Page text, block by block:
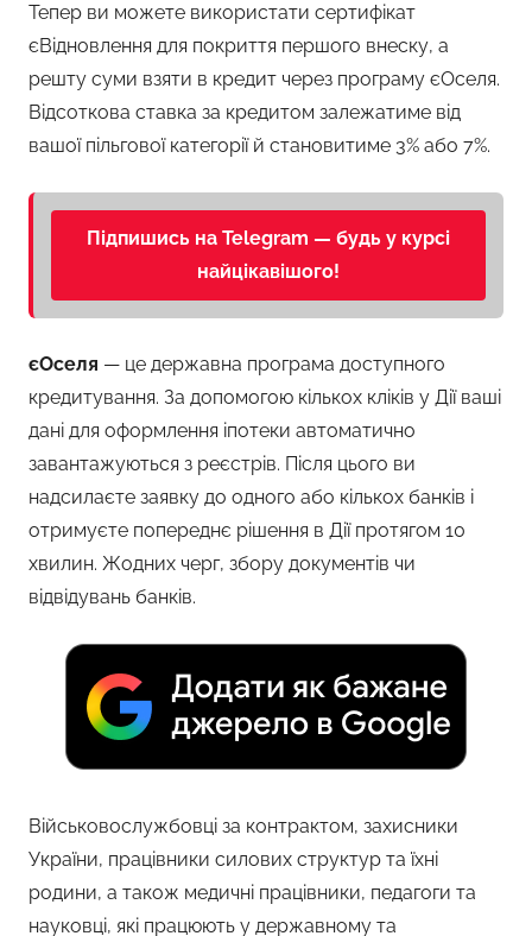
Тепер ви можете використати сертифікат
єВідновлення для покриття першого внеску, а
решту суми взяти в кредит через програму єОселя.
Відсоткова ставка за кредитом залежатиме від
вашої пільгової категорії й становитиме 3% або 7%.
Підпишись на Telegram — будь у курсі
найцікавішого!
єОселя — це державна програма доступного
кредитування. За допомогою кількох кліків у Дії ваші
дані для оформлення іпотеки автоматично
завантажуються з реєстрів. Після цього ви
надсилаєте заявку до одного або кількох банків і
отримуєте попереднє рішення в Дії протягом 10
хвилин. Жодних черг, збору документів чи
відвідувань банків.
Військовослужбовці за контрактом, захисники
України, працівники силових структур та їхні
родини, а також медичні працівники, педагоги та
науковці, які працюють у державному та